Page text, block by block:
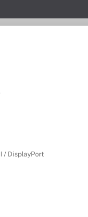
/ DisplayPort